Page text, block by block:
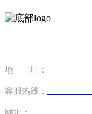
地 址：
客服热线：